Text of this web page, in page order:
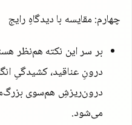
چهارم: مقایسه با دیدگاهِ رایج
بر سر این نکته هم‌نظر
درونِ عناقید، کشیدگیِ
درون‌ریزشِ هم‌سوی
می‌شود.